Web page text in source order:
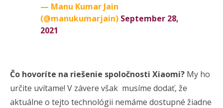
— Manu Kumar Jain
(@manukumarjain) September 28,
2021
Čo hovoríte na riešenie spoločnosti Xiaomi? My ho
určite uvítame! V závere však musíme dodať, že
aktuálne o tejto technológii nemáme dostupné žiadne